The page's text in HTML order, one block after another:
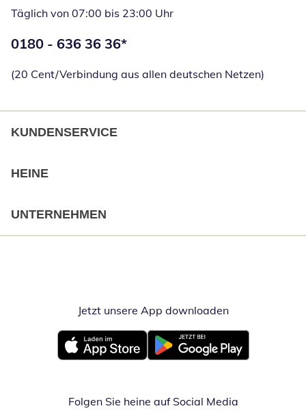
Täglich von 07:00 bis 23:00 Uhr
Telefonnummer:
0180 - 636 36 36*
(20 Cent/Verbindung aus allen deutschen Netzen)
KUNDENSERVICE
HEINE
UNTERNEHMEN
Jetzt unsere App downloadenÖffnet in
Öffnet in neuem FensterÖffnet in neuem Fenster
Folgen Sie heine auf Social Media